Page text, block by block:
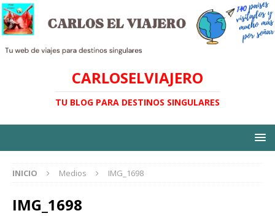
CARLOSELVIAJERO
TU BLOG PARA DESTINOS SINGULARES
INICIO Medios IMG_1698
IMG_1698